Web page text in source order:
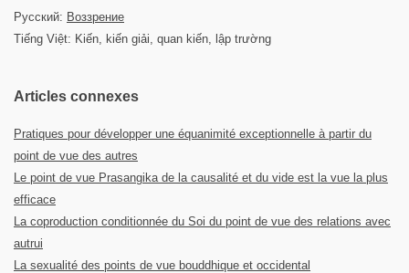
Русский: Воззрение
Tiếng Việt: Kiến, kiến giải, quan kiến, lập trường
Articles connexes
Pratiques pour développer une équanimité exceptionnelle à partir du
point de vue des autres
Le point de vue Prasangika de la causalité et du vide est la vue la plus
efficace
La coproduction conditionnée du Soi du point de vue des relations avec
autrui
La sexualité des points de vue bouddhique et occidental